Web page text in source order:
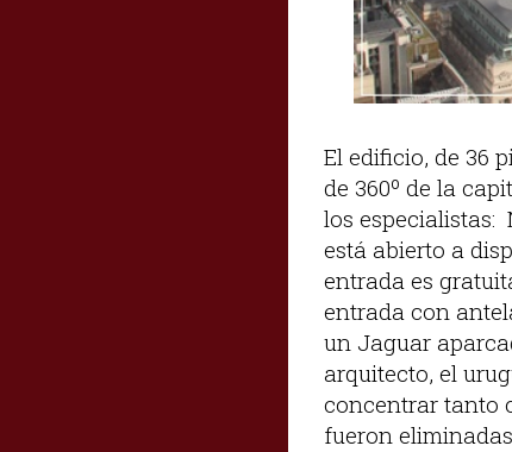
El edificio, de 36
de 360º de la
los especialistas:
está abierto a
entrada es
entrada con
un Jaguar
arquitecto, el
concentrar tanto
fueron